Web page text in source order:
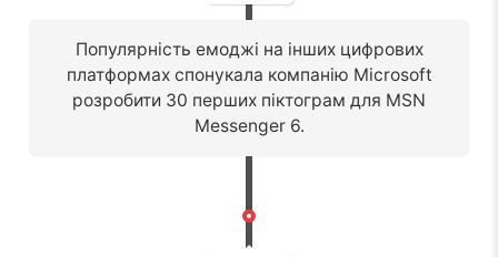
Популярність емоджі на інших цифрових
платформах спонукала компанію Microsoft
розробити 30 перших піктограм для MSN
Messenger 6.